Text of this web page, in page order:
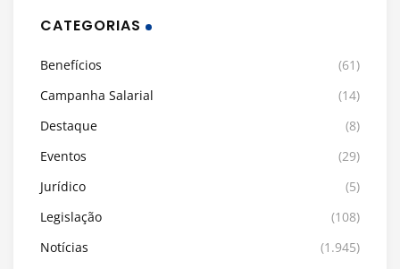
CATEGORIAS
Benefícios
(61)
Campanha Salarial
(14)
Destaque
(8)
Eventos
(29)
Jurídico
(5)
Legislação
(108)
Notícias
(1.945)